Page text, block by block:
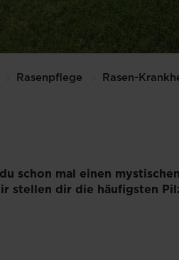
Rasenpflege Rasen-
schon mal einen
stellen dir die häufigsten